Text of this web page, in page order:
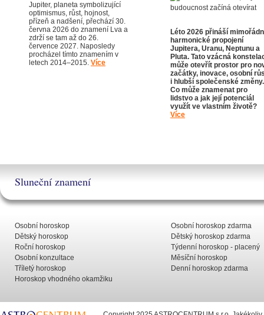
Jupiter, planeta symbolizující
optimismus, růst, hojnost,
přízeň a nadšení, přechází 30.
června 2026 do znamení Lva a
zdrží se tam až do 26.
července 2027. Naposledy
procházel tímto znamením v
letech 2014–2015. Více
Léto 2026 přináší
harmonické propojení
Jupitera, Uranu, Neptunu a
Pluta. Tato vzácná
může otevřít prostor pro
začátky, inovace, osobní
i hlubší společenské změny.
Co může znamenat pro
lidstvo a jak její potenciál
využít ve vlastním životě?
Více
Sluneční znamení
Osobní horoskop
Dětský horoskop
Roční horoskop
Osobní konzultace
Tříletý horoskop
Horoskop vhodného okamžiku
Osobní horoskop zdarma
Dětský horoskop zdarma
Týdenní horoskop - placený
Měsíční horoskop
Denní horoskop zdarma